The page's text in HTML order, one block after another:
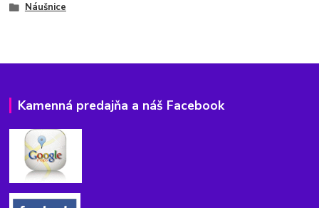
Náušnice
Kamenná predajňa a náš Facebook